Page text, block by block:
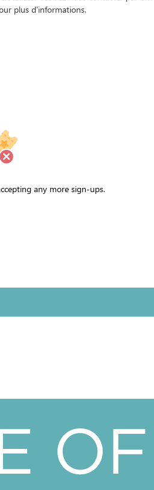
plus d'informations.
any more sign-ups.